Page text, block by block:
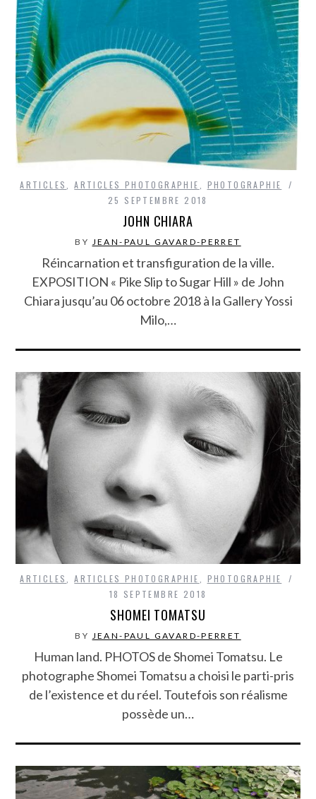
ARTICLES ,ARTICLES PHOTOGRAPHIE
PHOTOGRAPHIE
25 SEPTEMBRE 2018
JOHN CHIARA
BY JEAN-PAUL GAVARD-PERRET
Réincarnation et transfiguration de la ville.
EXPOSITION « Pike Slip to Sugar Hill » de John
Chiara jusqu’au 06 octobre 2018 à la Gallery Yossi
Milo,…
ARTICLES ,ARTICLES PHOTOGRAPHIE
PHOTOGRAPHIE
18 SEPTEMBRE 2018
SHOMEI TOMATSU
BY JEAN-PAUL GAVARD-PERRET
Human land. PHOTOS de Shomei Tomatsu. Le
photographe Shomei Tomatsu a choisi le parti-pris
de l’existence et du réel. Toutefois son réalisme
possède un…